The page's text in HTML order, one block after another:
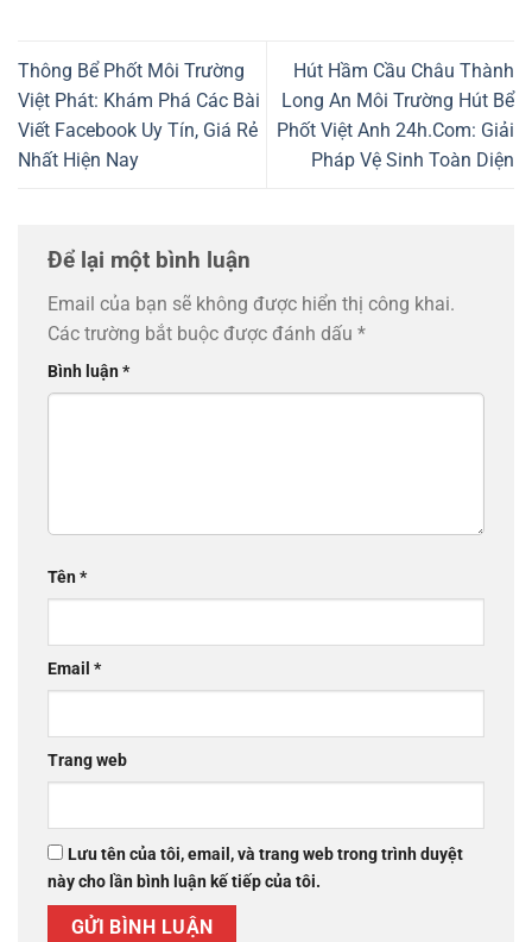
Thông Bể Phốt Môi Trường
Việt Phát: Khám Phá Các Bài
Viết Facebook Uy Tín, Giá Rẻ
Nhất Hiện Nay
Hút Hầm Cầu Châu Thành
Long An Môi Trường Hút Bể
Phốt Việt Anh 24h.Com: Giải
Pháp Vệ Sinh Toàn Diện
Để lại một bình luận
Email của bạn sẽ không được hiển thị công khai.
Các trường bắt buộc được đánh dấu *
Bình luận*
Tên*
Email *
Trang web
Lưu tên của tôi, email, và trang web trong trình duyệt
này cho lần bình luận kế tiếp của tôi.